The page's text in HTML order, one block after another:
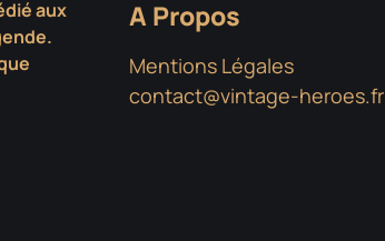
aux
A Propos
Mentions Légales
contact@vintage-heroes.fr